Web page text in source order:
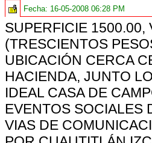
Fecha: 16-05-2008 06:28 PM
SUPERFICIE 1500.00,
(TRESCIENTOS
UBICACIÓN CERCA
HACIENDA, JUNTO
IDEAL CASA DE
EVENTOS SOCIALES
VIAS DE